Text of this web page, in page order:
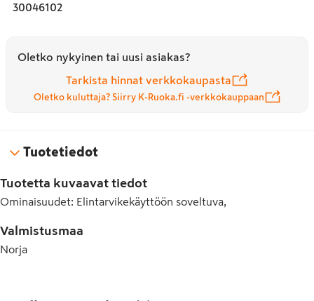
30046102
Oletko nykyinen tai uusi asiakas?
Tarkista hinnat verkkokaupasta
Oletko kuluttaja? Siirry K-Ruoka.fi -verkkokauppaan
Tuotetiedot
Tuotetta kuvaavat tiedot
Ominaisuudet: Elintarvikekäyttöön soveltuva,
Valmistusmaa
Norja